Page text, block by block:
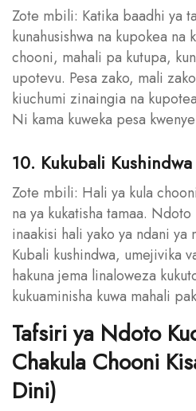
Zote mbili: Katika baadhi ya
kunahusishwa na kupokea na
chooni, mahali pa kutupa,
upotevu. Pesa zako, mali
kiuchumi zinaingia na
Ni kama kuweka pesa
10. Kukubali
Zote mbili: Hali ya kula
na ya kukatisha tamaa.
inaakisi hali yako ya ndani ya
Kubali kushindwa, umejivika
hakuna jema linaloweza
kukuaminisha kuwa mahali
Tafsiri ya Ndoto
Chakula Chooni
Dini)